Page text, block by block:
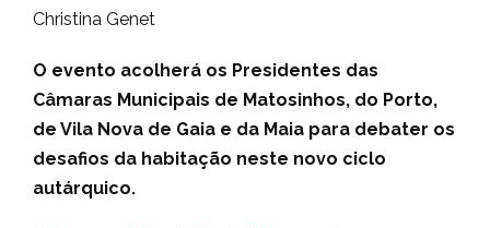
Christina Genet
O evento acolherá os Presidentes das
Câmaras Municipais de Matosinhos, do Porto,
de Vila Nova de Gaia e da Maia para debater os
desafios da habitação neste novo ciclo
autárquico.